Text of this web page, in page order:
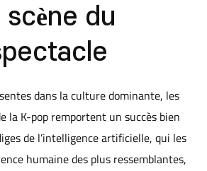
scène du
dans la culture dominante, les
la K-pop remportent un succès bien
de l’intelligence artificielle, qui les
humaine des plus ressemblantes,